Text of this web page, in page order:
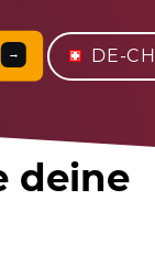
→ DE-CH
deine